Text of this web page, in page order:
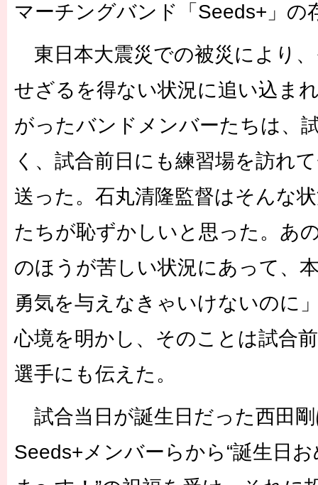
マーチングバンド「Seeds+」の
東日本大震災での被災により
せざるを得ない状況に追い込ま
がったバンドメンバーたちは、
く、試合前日にも練習場を訪れ
送った。石丸清隆監督はそんな
たちが恥ずかしいと思った。あ
のほうが苦しい状況にあって、
勇気を与えなきゃいけないのに
心境を明かし、そのことは試合
選手にも伝えた。
試合当日が誕生日だった西田
Seeds+メンバーらから“誕生日